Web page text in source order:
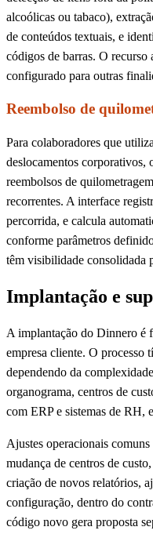
alcoólicas ou tabaco),
de conteúdos textuais, e
códigos de barras. O recurso
configurado para outras
Reembolso de
Para colaboradores que
deslocamentos corporativos,
reembolsos de
recorrentes. A interface
percorrida, e calcula
conforme parâmetros
têm visibilidade consolidada
Implantação e
A implantação do Dinnero é
empresa cliente. O processo
dependendo da
organograma, centros de
com ERP e sistemas de RH,
Ajustes operacionais
mudança de centros de
criação de novos relatórios,
configuração, dentro do
código novo gera proposta